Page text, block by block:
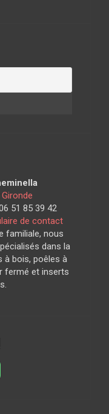
Gironde
51 85 39 42
de contact
familiale, nous
dans la
à bois, poêles à
fermé et inserts